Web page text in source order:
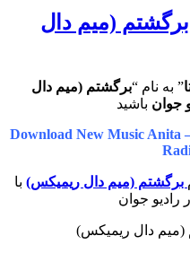
برگشتم (میم دال
” به نام “برگشتم (میم دال
جوان باشید
Download New Music Anita
برگشتم (میم دال ریمیکس) با
رادیو جوان